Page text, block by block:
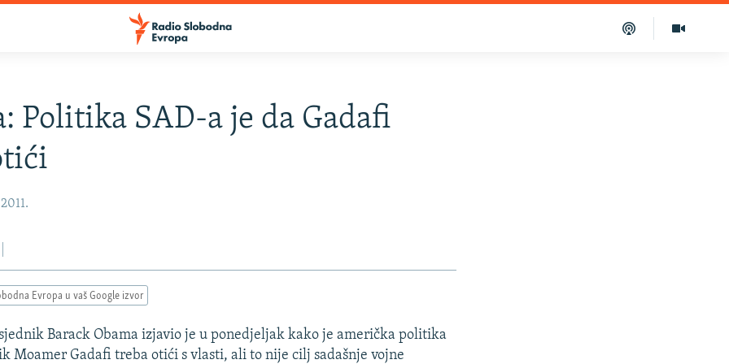
Politika SAD-a je da Gadafi
Evropa u vaš Google izvor
Barack Obama izjavio je u ponedjeljak kako je američka politika
Moamer Gadafi treba otići s vlasti, ali to nije cilj sadašnje vojne